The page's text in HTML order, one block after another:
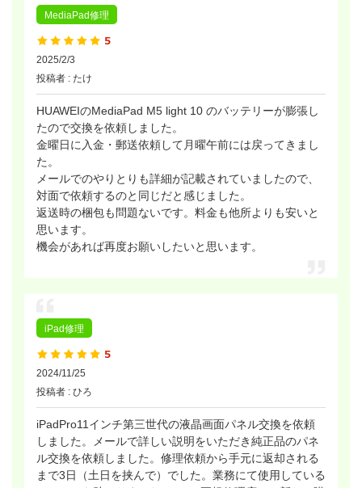
MediaPad修理
2025/2/3
投稿者 : たけ
HUAWEIのMediaPad M5 light 10 のバッテリーが膨張し
たので交換を依頼しました。
金曜日に入金・郵送依頼して月曜午前には戻ってきまし
た。
メールでのやりとりも詳細が記載されていましたので、
対面で依頼するのと同じだと感じました。
返送時の梱包も問題ないです。料金も他所よりも安いと
思います。
機会があれば再度お願いしたいと思います。
iPad修理
2024/11/25
投稿者 : ひろ
iPadPro11インチ第三世代の液晶画面パネル交換を依頼
しました。メールで詳しい説明をいただき純正品のパネ
ル交換を依頼しました。修理依頼から手元に返却される
まで3日（土日を挟んで）でした。業務にて使用している